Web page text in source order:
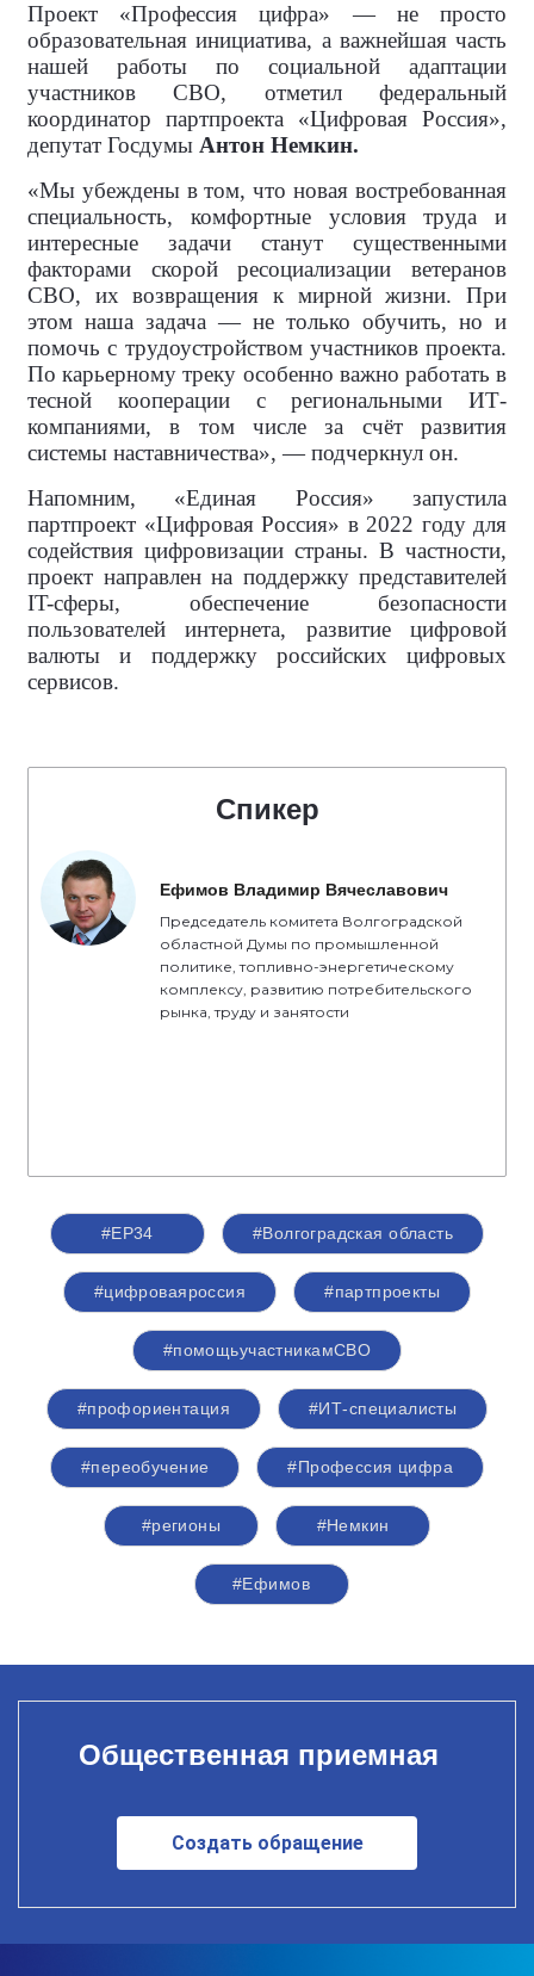
Проект «Профессия цифра» — не просто
образовательная инициатива, а важнейшая часть
нашей работы по социальной адаптации
участников СВО, отметил федеральный
координатор партпроекта «Цифровая Россия»,
депутат Госдумы Антон Немкин.
«Мы убеждены в том, что новая востребованная
специальность, комфортные условия труда и
интересные задачи станут существенными
факторами скорой ресоциализации ветеранов
СВО, их возвращения к мирной жизни. При
этом наша задача — не только обучить, но и
помочь с трудоустройством участников проекта.
По карьерному треку особенно важно работать в
тесной кооперации с региональными ИТ-
компаниями, в том числе за счёт развития
системы наставничества», — подчеркнул он.
Напомним, «Единая Россия» запустила
партпроект «Цифровая Россия» в 2022 году для
содействия цифровизации страны. В частности,
проект направлен на поддержку представителей
IT-сферы, обеспечение безопасности
пользователей интернета, развитие цифровой
валюты и поддержку российских цифровых
сервисов.
Спикер
Ефимов Владимир Вячеславович
Председатель комитета Волгоградской
областной Думы по промышленной
политике, топливно-энергетическому
комплексу, развитию потребительского
рынка, труду и занятости
#ЕР34 #Волгоградская область
#цифроваяроссия #партпроекты
#помощьучастникамСВО
#профориентация #ИТ-специалисты
#переобучение #Профессия цифра
#регионы #Немкин
#Ефимов
Общественная приемная
Создать обращение